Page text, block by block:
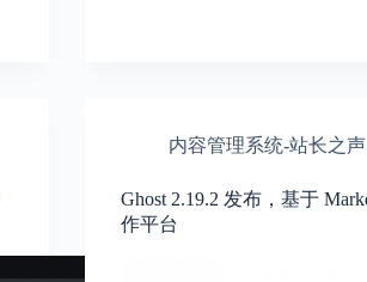
内容管理系统-站长之声
Ghost 2.19.2 发布，基于
作平台